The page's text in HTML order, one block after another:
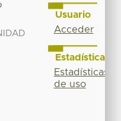
Usuario
Acceder
Estadísticas
Estadísticas
de uso